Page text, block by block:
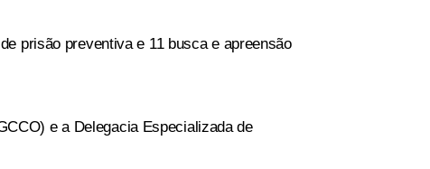
prisão preventiva e 11 busca e apreensão
e a Delegacia Especializada de